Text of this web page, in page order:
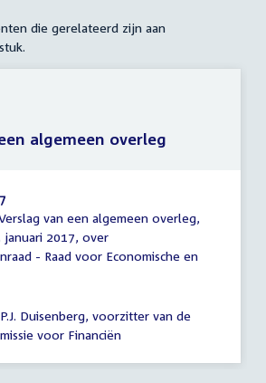
die gerelateerd zijn aan
van een algemeen overleg,
2017, over
- Raad voor Economische en
P.J. Duisenberg, voorzitter van de
voor Financiën
algemeen overleg